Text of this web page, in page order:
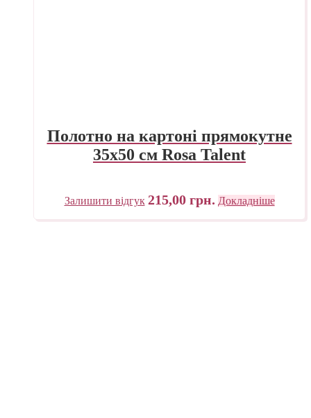
Полотно на картоні прямокутне
35х50 см Rosa Talent
Залишити відгук 215,00 грн. Докладніше